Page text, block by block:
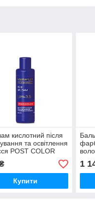
кислотний після
та освітлення
POST COLOR
LUX 100 мл
Купити
1